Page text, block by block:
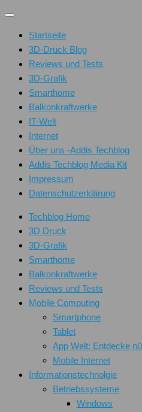
Unter
Inhalt
Startseite
3D-Druck Blog
Reviews und Tests
3D-Grafik
Smarthome
Balkonkraftwerke
IT-Welt
Internet
Über uns -Addis Techblog
Addis Techblog Media Kit
Impressum
Datenschutzerklärung
Techblog Home
3D Druck
3D-Grafik
Smarthome
Balkonkraftwerke
Reviews und Tests
Mobile Computing
Smartphone
Tablet
App Welt: Entdecke
Mobile Internet
Informationstechnolgie
Betriebssysteme
Windows